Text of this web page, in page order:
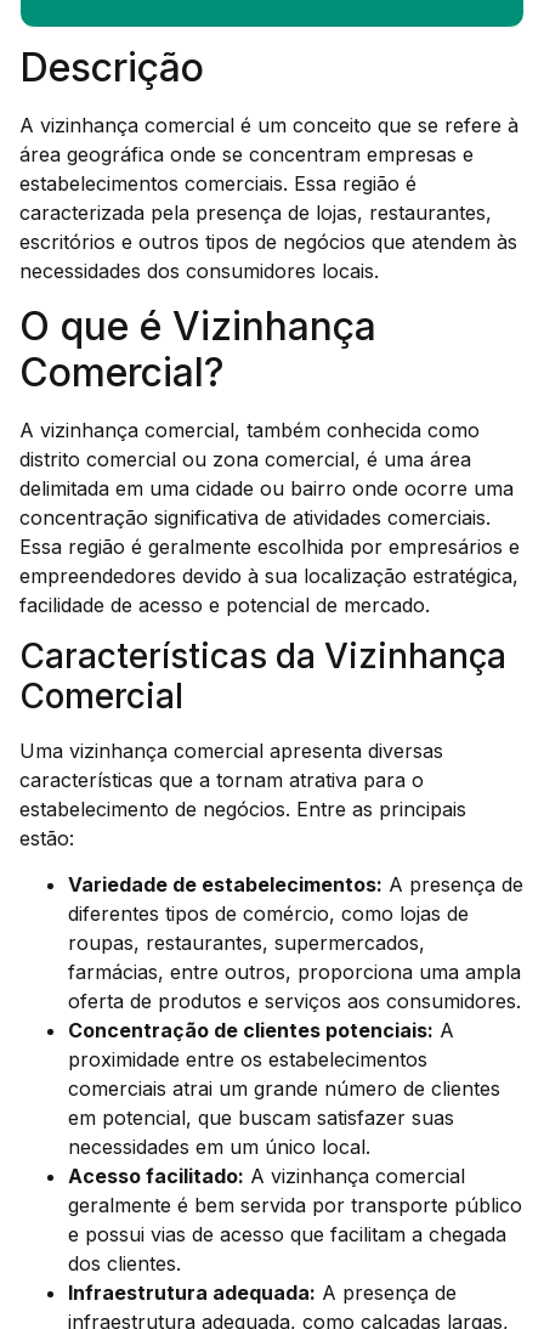
Descrição
A vizinhança comercial é um conceito que se refere à
área geográfica onde se concentram empresas e
estabelecimentos comerciais. Essa região é
caracterizada pela presença de lojas, restaurantes,
escritórios e outros tipos de negócios que atendem às
necessidades dos consumidores locais.
O que é Vizinhança
Comercial?
A vizinhança comercial, também conhecida como
distrito comercial ou zona comercial, é uma área
delimitada em uma cidade ou bairro onde ocorre uma
concentração significativa de atividades comerciais.
Essa região é geralmente escolhida por empresários e
empreendedores devido à sua localização estratégica,
facilidade de acesso e potencial de mercado.
Características da Vizinhança
Comercial
Uma vizinhança comercial apresenta diversas
características que a tornam atrativa para o
estabelecimento de negócios. Entre as principais
estão:
Variedade de estabelecimentos: A presença de
diferentes tipos de comércio, como lojas de
roupas, restaurantes, supermercados,
farmácias, entre outros, proporciona uma ampla
oferta de produtos e serviços aos consumidores.
Concentração de clientes potenciais: A
proximidade entre os estabelecimentos
comerciais atrai um grande número de clientes
em potencial, que buscam satisfazer suas
necessidades em um único local.
Acesso facilitado: A vizinhança comercial
geralmente é bem servida por transporte público
e possui vias de acesso que facilitam a chegada
dos clientes.
Infraestrutura adequada: A presença de
infraestrutura adequada, como calçadas largas,